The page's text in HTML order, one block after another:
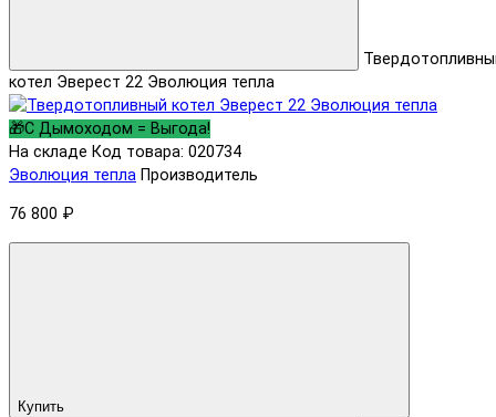
котел Эверест 22 Эволюция тепла
🎁С Дымоходом = Выгода!
На складе Код товара: 020734
Эволюция тепла Производитель
76 800 ₽
Купить